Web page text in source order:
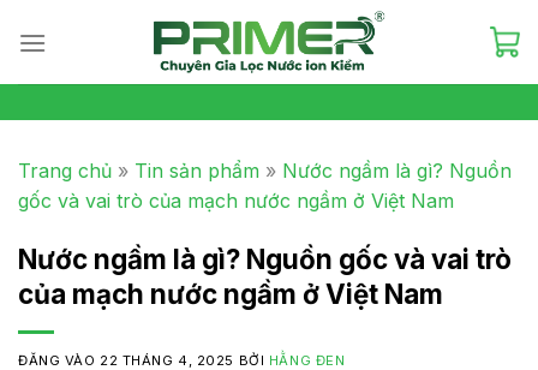
Trang chủ » Tin sản phẩm » Nước ngầm là gì? Nguồn
gốc và vai trò của mạch nước ngầm ở Việt Nam
Nước ngầm là gì? Nguồn gốc và vai trò
của mạch nước ngầm ở Việt Nam
ĐĂNG VÀO 22 THÁNG 4, 2025 BỞI HẰNG ĐEN